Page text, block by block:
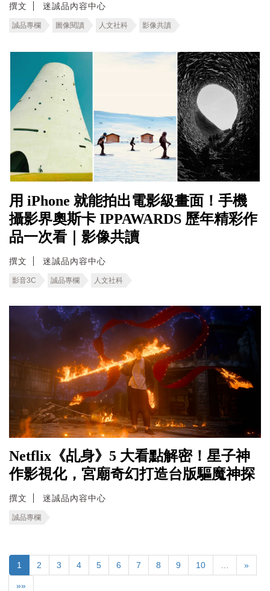
撰文 迷誠品內容中心
誠品專欄 圖像閱讀 人文社科 影像共讀
用 iPhone 就能拍出電影級畫面！手機
攝影界奧斯卡 IPPAWARDS 歷年精彩作
品一次看｜影像共讀
撰文 迷誠品內容中心
影音3C 誠品專欄 人文社科
Netflix《乩身》5 大看點解密！星子神
作影視化，宮廟奇幻打造台版驅魔神探
撰文 迷誠品內容中心
誠品專欄
1 2 3 4 5 6 7 8 9 10 »
»»